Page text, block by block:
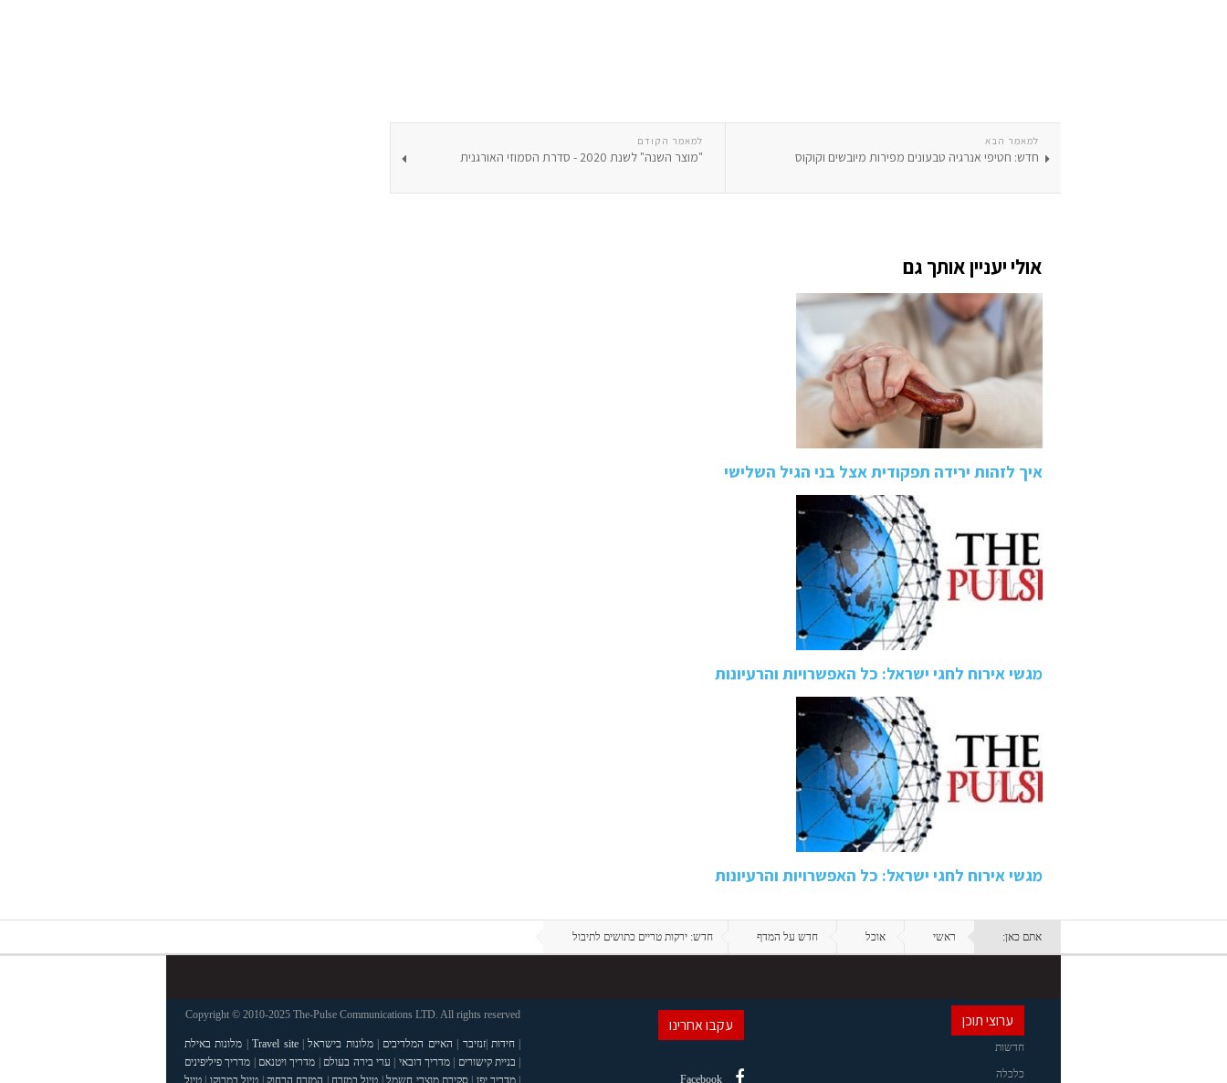
למאמר הקודם
"מוצר השנה" לשנת 2020 - סדרת הסמוזי האורגנית
למאמר הבא
חדש: חטיפי אנרגיה טבעונים מפירות מיובשים וקוקוס
אולי יעניין אותך גם
איך לזהות ירידה תפקודית אצל בני הגיל השלישי
מגשי אירוח לחגי ישראל: כל האפשרויות והרעיונות
מגשי אירוח לחגי ישראל: כל האפשרויות והרעיונות
אתם כאן: ראשי אוכל חדש על המדף חדש: ירקות טריים כתושים לתיבול
ערוצי תוכן
חדשות
כלכלה
עקבו אחרינו
Facebook
Copyright © 2010-2025 The-Pulse Communications LTD. All rights reserved
חידות|זנזיבר האיים המלדיבים |מלונות בישראל|
Travel site
| מלונות באילת
בניית קישורים |מדריך דובאי ערי בירה בעולם מדריך ויטנאם
מדריך פיליפינים